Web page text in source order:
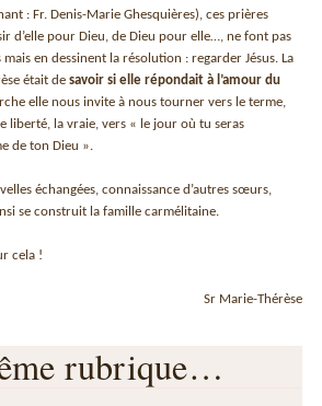
: Fr. Denis-Marie Ghesquières), ces prières
d’elle pour Dieu, de Dieu pour elle…, ne font pas
mais en dessinent la résolution : regarder Jésus. La
était desavoir si elle répondait à l’amour du
elle nous invite à nous tourner vers le terme,
liberté, la vraie, vers « le jour où tu seras
de ton Dieu ».
échangées, connaissance d’autres sœurs,
se construit la famille carmélitaine.
cela !
Sr Marie-Thérèse
rubrique…